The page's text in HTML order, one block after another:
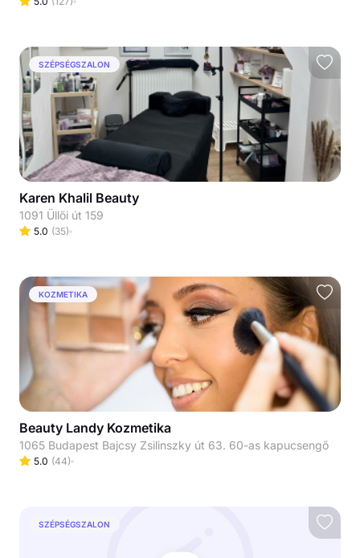
SZÉPSÉGSZALON
Karen Khalil Beauty
1091 Üllői út 159
5.0 (35)
KOZMETIKA
Beauty Landy Kozmetika
1065 Budapest Bajcsy Zsilinszky út 63. 60-as kapucsengő
5.0 (44)
SZÉPSÉGSZALON